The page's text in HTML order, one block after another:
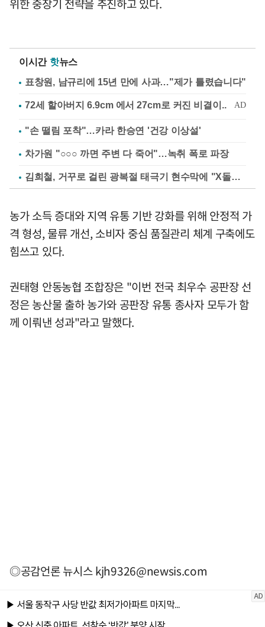
위한 중장기 전략을 추진하고 있다.
이시간 핫뉴스
표창원, 남규리에 15년 만에 사과…"제가 틀렸습니다"
"손 떨림 포착"…카라 한승연 '건강 이상설'
차가원 "○○○ 까면 주변 다 죽어"…녹취 폭로 파장
김희철, 거꾸로 걸린 광복절 태극기 현수막에 "X돌았네"
농가 소득 증대와 지역 유통 기반 강화를 위해 안정적 가
격 형성, 물류 개선, 소비자 중심 품질관리 체계 구축에도
힘쓰고 있다.
권태형 안동농협 조합장은 "이번 전국 최우수 공판장 선
정은 농산물 출하 농가와 공판장 유통 종사자 모두가 함
께 이뤄낸 성과"라고 말했다.
◎공감언론 뉴시스kjh9326@newsis.com